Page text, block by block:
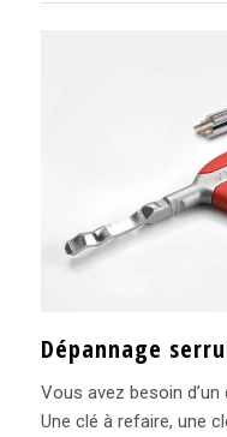
Dépannage
Vous avez besoin
Une clé à refaire, une